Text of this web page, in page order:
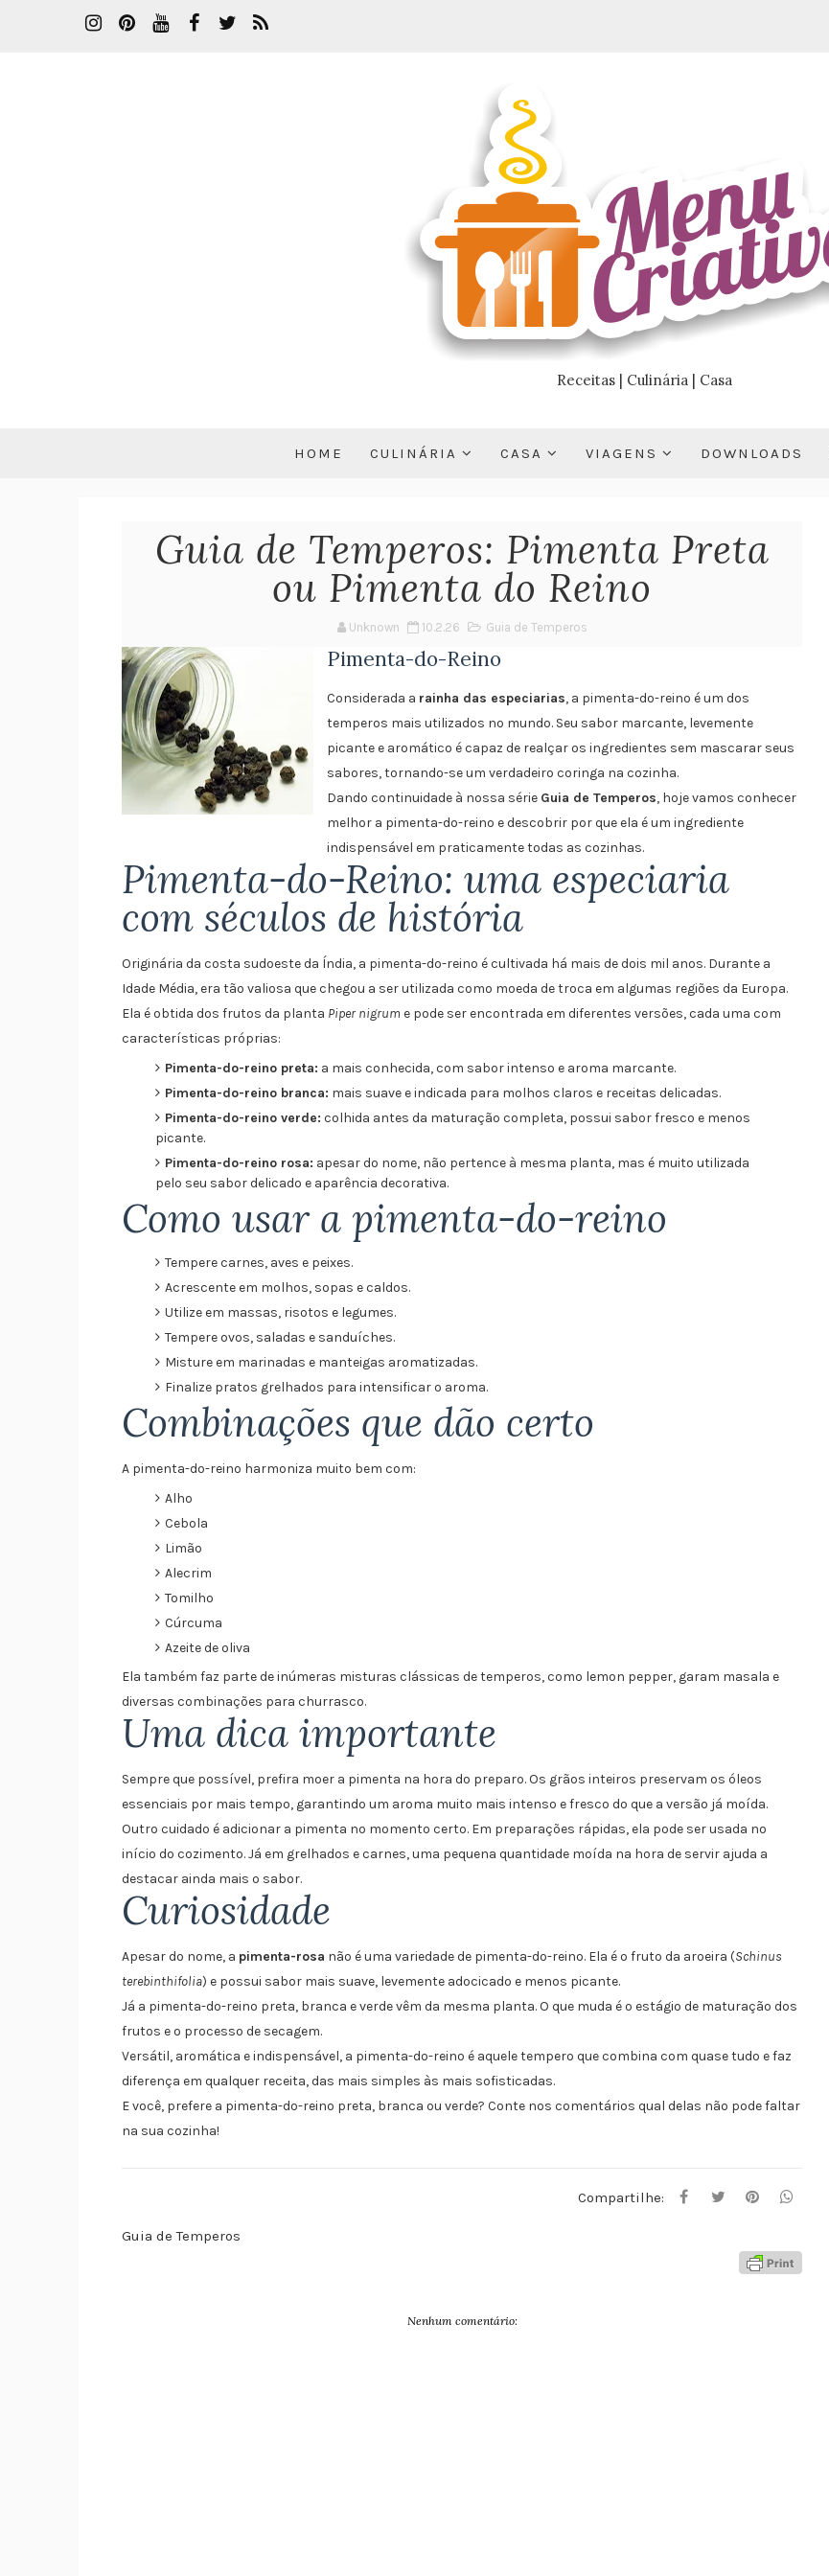
Receitas | Culinária | Casa
HOME CULINÁRIA CASA VIAGENS DOWNLOADS
Guia de Temperos: Pimenta Preta
ou Pimenta do Reino
Unknown 10.2.26 Guia de Temperos
Pimenta-do-Reino
Considerada a rainha das especiarias, a pimenta-do-reino é um dos
temperos mais utilizados no mundo. Seu sabor marcante, levemente
picante e aromático é capaz de realçar os ingredientes sem mascarar seus
sabores, tornando-se um verdadeiro coringa na cozinha.
Dando continuidade à nossa série Guia de Temperos, hoje vamos conhecer
melhor a pimenta-do-reino e descobrir por que ela é um ingrediente
indispensável em praticamente todas as cozinhas.
Pimenta-do-Reino: uma especiaria
com séculos de história
Originária da costa sudoeste da Índia, a pimenta-do-reino é cultivada há mais de dois mil anos. Durante a
Idade Média, era tão valiosa que chegou a ser utilizada como moeda de troca em algumas regiões da Europa.
Ela é obtida dos frutos da planta Piper nigrum e pode ser encontrada em diferentes versões, cada uma com
características próprias:
Pimenta-do-reino preta: a mais conhecida, com sabor intenso e aroma marcante.
Pimenta-do-reino branca: mais suave e indicada para molhos claros e receitas delicadas.
Pimenta-do-reino verde: colhida antes da maturação completa, possui sabor fresco e menos
picante.
Pimenta-do-reino rosa: apesar do nome, não pertence à mesma planta, mas é muito utilizada
pelo seu sabor delicado e aparência decorativa.
Como usar a pimenta-do-reino
Tempere carnes, aves e peixes.
Acrescente em molhos, sopas e caldos.
Utilize em massas, risotos e legumes.
Tempere ovos, saladas e sanduíches.
Misture em marinadas e manteigas aromatizadas.
Finalize pratos grelhados para intensificar o aroma.
Combinações que dão certo
A pimenta-do-reino harmoniza muito bem com:
Alho
Cebola
Limão
Alecrim
Tomilho
Cúrcuma
Azeite de oliva
Ela também faz parte de inúmeras misturas clássicas de temperos, como lemon pepper, garam masala e
diversas combinações para churrasco.
Uma dica importante
Sempre que possível, prefira moer a pimenta na hora do preparo. Os grãos inteiros preservam os óleos
essenciais por mais tempo, garantindo um aroma muito mais intenso e fresco do que a versão já moída.
Outro cuidado é adicionar a pimenta no momento certo. Em preparações rápidas, ela pode ser usada no
início do cozimento. Já em grelhados e carnes, uma pequena quantidade moída na hora de servir ajuda a
destacar ainda mais o sabor.
Curiosidade
Apesar do nome, a pimenta-rosa não é uma variedade de pimenta-do-reino. Ela é o fruto da aroeira (Schinus
terebinthifolia) e possui sabor mais suave, levemente adocicado e menos picante.
Já a pimenta-do-reino preta, branca e verde vêm da mesma planta. O que muda é o estágio de maturação dos
frutos e o processo de secagem.
Versátil, aromática e indispensável, a pimenta-do-reino é aquele tempero que combina com quase tudo e faz
diferença em qualquer receita, das mais simples às mais sofisticadas.
E você, prefere a pimenta-do-reino preta, branca ou verde? Conte nos comentários qual delas não pode faltar
na sua cozinha!
Compartilhe:
Guia de Temperos
Nenhum comentário: